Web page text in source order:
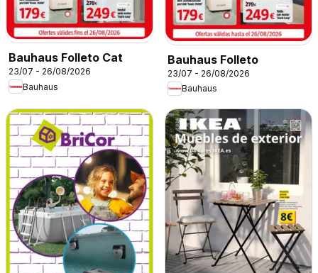
Bauhaus Folleto Cat
23/07 - 26/08/2026
Bauhaus
Bauhaus Folleto
23/07 - 26/08/2026
Bauhaus